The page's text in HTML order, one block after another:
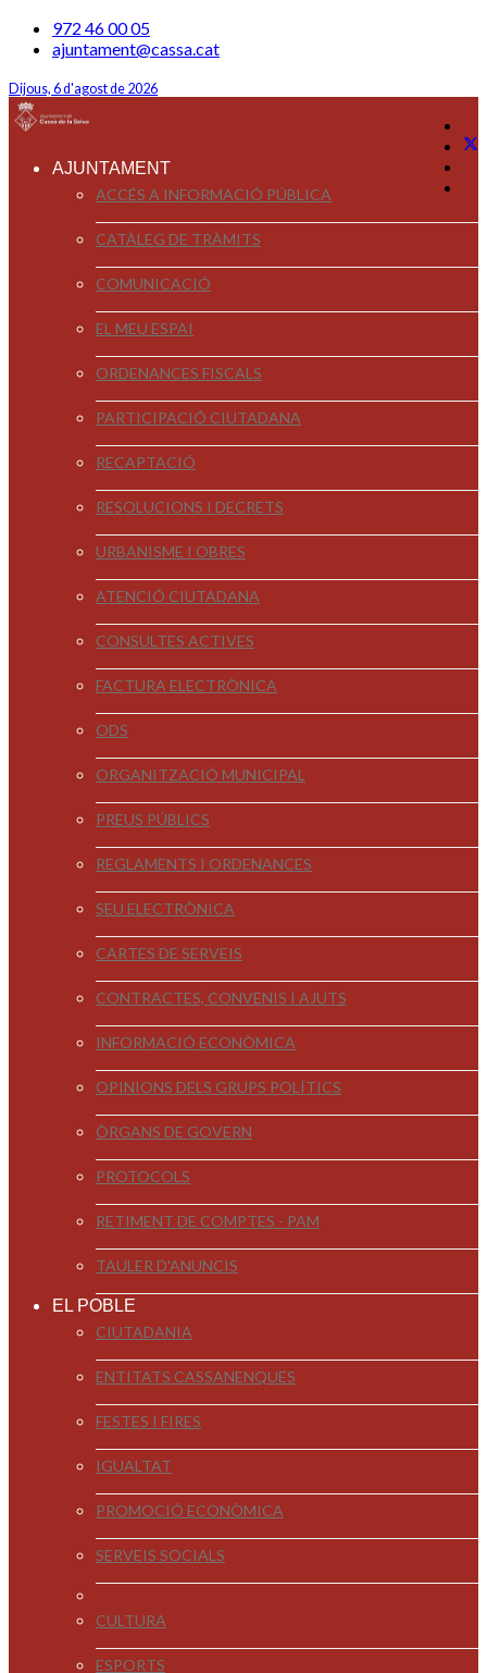
972 46 00 05
ajuntament@cassa.cat
Dijous, 6 d'agost de 2026
AJUNTAMENT
ACCÉS A INFORMACIÓ PÚBLICA
CATÀLEG DE TRÀMITS
COMUNICACIÓ
EL MEU ESPAI
ORDENANCES FISCALS
PARTICIPACIÓ CIUTADANA
RECAPTACIÓ
RESOLUCIONS I DECRETS
URBANISME I OBRES
ATENCIÓ CIUTADANA
CONSULTES ACTIVES
FACTURA ELECTRÒNICA
ODS
ORGANITZACIÓ MUNICIPAL
PREUS PÚBLICS
REGLAMENTS I ORDENANCES
SEU ELECTRÒNICA
CARTES DE SERVEIS
CONTRACTES, CONVENIS I AJUTS
INFORMACIÓ ECONÒMICA
OPINIONS DELS GRUPS POLÍTICS
ÒRGANS DE GOVERN
PROTOCOLS
RETIMENT DE COMPTES - PAM
TAULER D'ANUNCIS
EL POBLE
CIUTADANIA
ENTITATS CASSANENQUES
FESTES I FIRES
IGUALTAT
PROMOCIÓ ECONÒMICA
SERVEIS SOCIALS
CULTURA
ESPORTS